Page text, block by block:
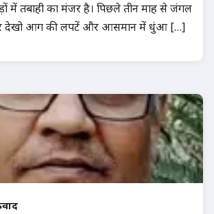
में तबाही का मंजर है। पिछले तीन माह से जंगल
देखो आग की लपटें और आसमान में धुंआ […]